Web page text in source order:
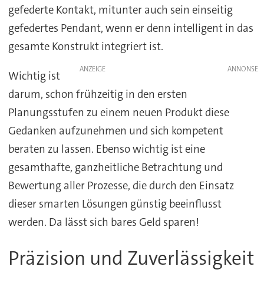
gefederte Kontakt, mitunter auch sein einseitig
gefedertes Pendant, wenn er denn intelligent in das
gesamte Konstrukt integriert ist.
ANZEIGE
Wichtig ist
darum, schon frühzeitig in den ersten
Planungsstufen zu einem neuen Produkt diese
Gedanken aufzunehmen und sich kompetent
beraten zu lassen. Ebenso wichtig ist eine
gesamthafte, ganzheitliche Betrachtung und
Bewertung aller Prozesse, die durch den Einsatz
dieser smarten Lösungen günstig beeinflusst
werden. Da lässt sich bares Geld sparen!
Präzision und Zuverlässigkeit